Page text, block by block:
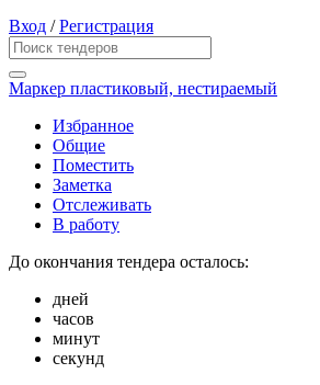
Вход /Регистрация
Маркер пластиковый, нестираемый
Избранное
Общие
Поместить
Заметка
Отслеживать
В работу
До окончания тендера осталось:
дней
часов
минут
секунд